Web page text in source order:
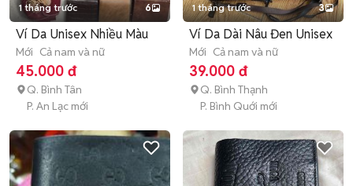
1 tháng trước 6
Ví Da Unisex Nhiều Màu
Mới Cả nam và nữ
45.000 đ
Q. Bình Tân
P. An Lạc mới
1 tháng trước 3
Ví Da Dài Nâu Đen Unisex
Mới Cả nam và nữ
39.000 đ
Q. Bình Thạnh
P. Bình Quới mới